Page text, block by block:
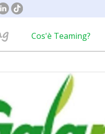
Cos'è Teaming?